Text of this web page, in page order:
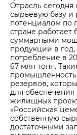
Отрасль сегодня
сырьевую базу и
потенциалом по
стране
суммарными
продукции в
потребление в
67 млн тонн.
резервов,
для
жилищных
«Российская
собственную
достаточными